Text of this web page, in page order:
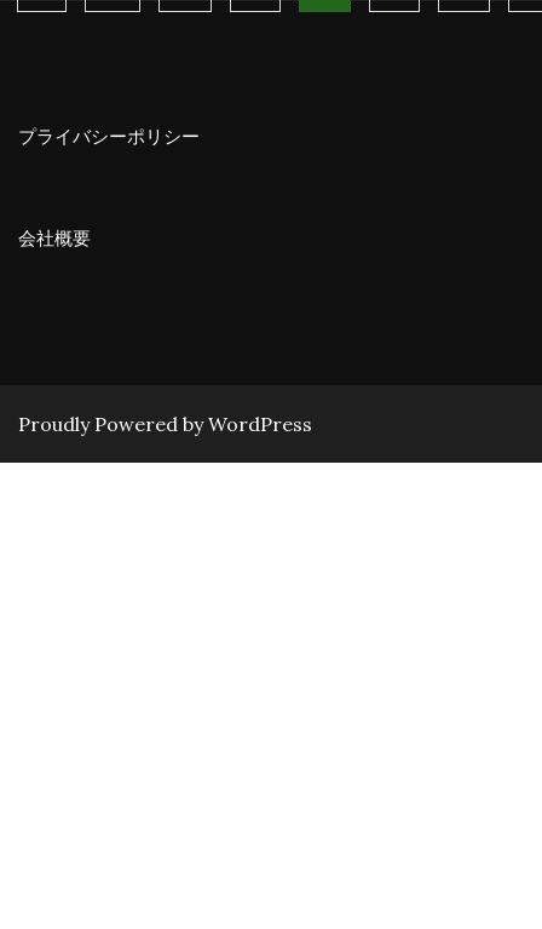
プライバシーポリシー
会社概要
Proudly Powered by WordPress